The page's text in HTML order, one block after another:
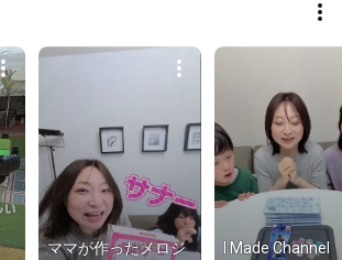
ママが作ったメロジ
I Made Channel